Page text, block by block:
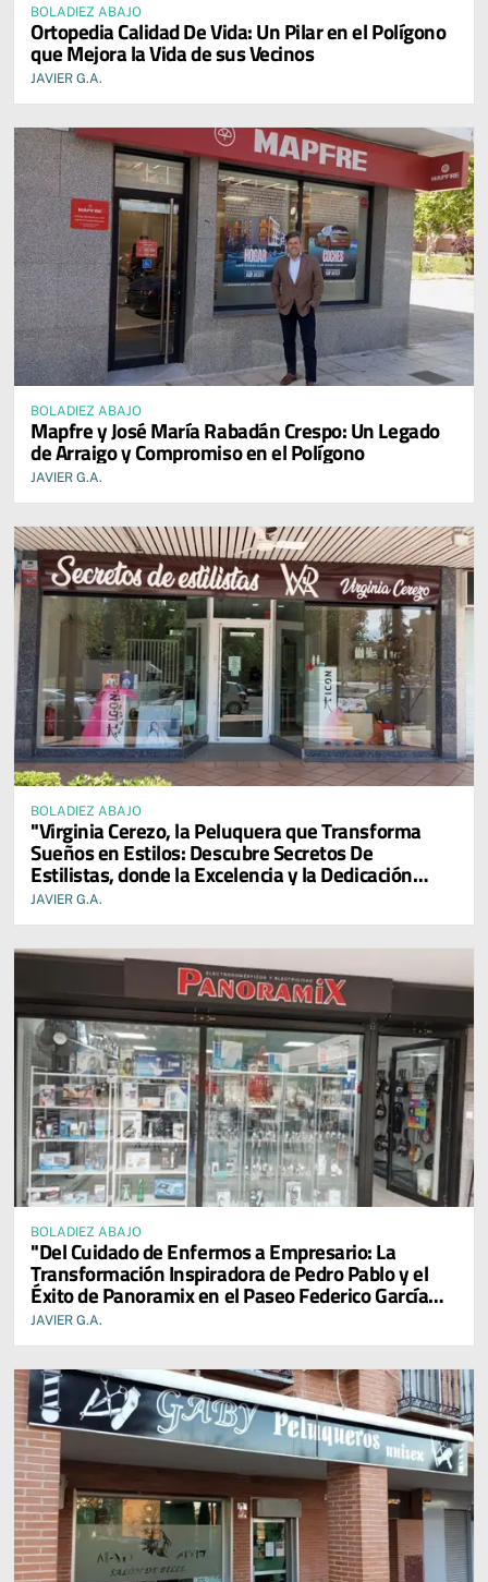
BOLADIEZ ABAJO
Ortopedia Calidad De Vida: Un Pilar en el Polígono
que Mejora la Vida de sus Vecinos
JAVIER G.A.
BOLADIEZ ABAJO
Mapfre y José María Rabadán Crespo: Un Legado
de Arraigo y Compromiso en el Polígono
JAVIER G.A.
BOLADIEZ ABAJO
"Virginia Cerezo, la Peluquera que Transforma
Sueños en Estilos: Descubre Secretos De
Estilistas, donde la Excelencia y la Dedicación
Reinan en cada Servicio."
JAVIER G.A.
BOLADIEZ ABAJO
"Del Cuidado de Enfermos a Empresario: La
Transformación Inspiradora de Pedro Pablo y el
Éxito de Panoramix en el Paseo Federico García
Lorca"
JAVIER G.A.